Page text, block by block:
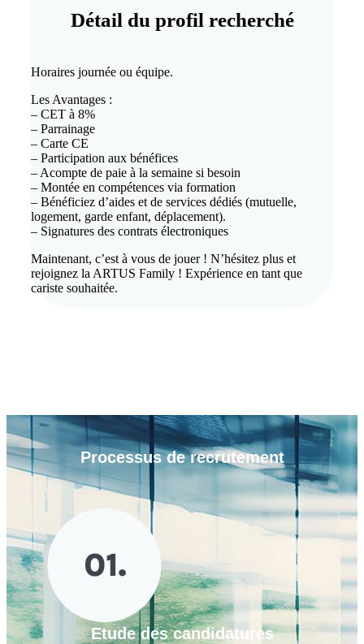
Détail du profil recherché
Horaires journée ou équipe.
Les Avantages :
– CET à 8%
– Parrainage
– Carte CE
– Participation aux bénéfices
– Acompte de paie à la semaine si besoin
– Montée en compétences via formation
– Bénéficiez d’aides et de services dédiés (mutuelle,
logement, garde enfant, déplacement).
– Signatures des contrats électroniques
Maintenant, c’est à vous de jouer ! N’hésitez plus et
rejoignez la ARTUS Family ! Expérience en tant que
cariste souhaitée.
Processus derecrutement
Etude des candidatures